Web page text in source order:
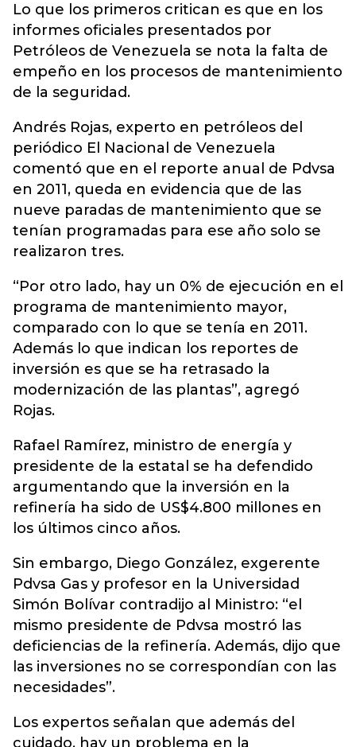
Lo que los primeros critican es que en los
informes oficiales presentados por
Petróleos de Venezuela se nota la falta de
empeño en los procesos de mantenimiento
de la seguridad.
Andrés Rojas, experto en petróleos del
periódico El Nacional de Venezuela
comentó que en el reporte anual de Pdvsa
en 2011, queda en evidencia que de las
nueve paradas de mantenimiento que se
tenían programadas para ese año solo se
realizaron tres.
“Por otro lado, hay un 0% de ejecución en el
programa de mantenimiento mayor,
comparado con lo que se tenía en 2011.
Además lo que indican los reportes de
inversión es que se ha retrasado la
modernización de las plantas”, agregó
Rojas.
Rafael Ramírez, ministro de energía y
presidente de la estatal se ha defendido
argumentando que la inversión en la
refinería ha sido de US$4.800 millones en
los últimos cinco años.
Sin embargo, Diego González, exgerente
Pdvsa Gas y profesor en la Universidad
Simón Bolívar contradijo al Ministro: “el
mismo presidente de Pdvsa mostró las
deficiencias de la refinería. Además, dijo que
las inversiones no se correspondían con las
necesidades”.
Los expertos señalan que además del
cuidado, hay un problema en la